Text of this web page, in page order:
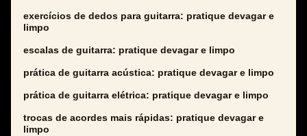
exercícios de dedos para guitarra: pratique devagar e
limpo
escalas de guitarra: pratique devagar e limpo
prática de guitarra acústica: pratique devagar e limpo
prática de guitarra elétrica: pratique devagar e limpo
trocas de acordes mais rápidas: pratique devagar e
limpo